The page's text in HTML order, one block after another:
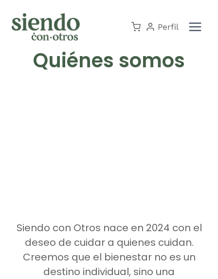
contenido
Perfil
Quiénes somos
Siendo con Otros nace en 2024 con el
deseo de cuidar a quienes cuidan.
Creemos que el bienestar no es un
destino individual, sino una